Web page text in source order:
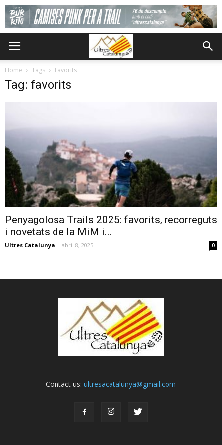
Home Tags Favorits
Tag: favorits
Penyagolosa Trails 2025: favorits, recorreguts
i novetats de la MiM i...
Ultres Catalunya - abril 8, 2025 0
Contact us:ultresacatalunya@gmail.com